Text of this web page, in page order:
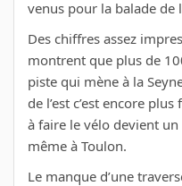
venus pour la balade de
Des chiffres assez
montrent que plus de
piste qui mène à la
de l’est c’est encore
à faire le vélo devient
même à Toulon.
Le manque d’une